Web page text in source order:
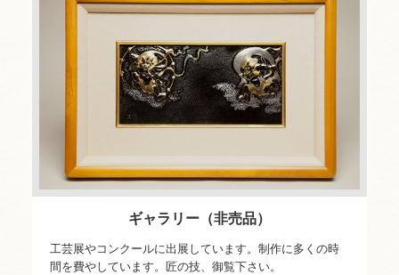
ギャラリー（非売品）
工芸展やコンクールに出展しています。制作に多くの時
間を費やしています。匠の技、御覧下さい。